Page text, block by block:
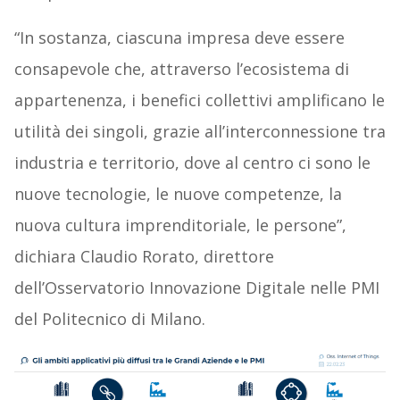
“In sostanza, ciascuna impresa deve essere
consapevole che, attraverso l’ecosistema di
appartenenza, i benefici collettivi amplificano le
utilità dei singoli, grazie all’interconnessione tra
industria e territorio, dove al centro ci sono le
nuove tecnologie, le nuove competenze, la
nuova cultura imprenditoriale, le persone”,
dichiara Claudio Rorato, direttore
dell’Osservatorio Innovazione Digitale nelle PMI
del Politecnico di Milano.